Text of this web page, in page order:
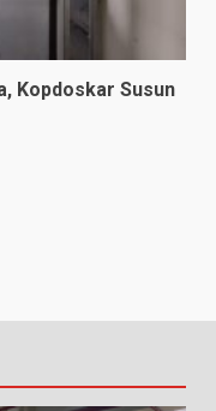
Kopdoskar Susun